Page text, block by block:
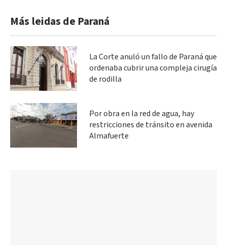
Más leidas de Paraná
La Corte anuló un fallo de Paraná que
ordenaba cubrir una compleja cirugía
de rodilla
Por obra en la red de agua, hay
restricciones de tránsito en avenida
Almafuerte